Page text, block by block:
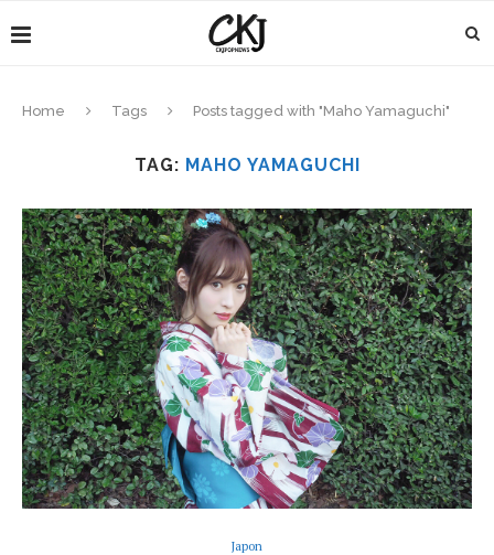
Home Tags Posts tagged with "Maho Yamaguchi"
TAG: MAHO YAMAGUCHI
Japon